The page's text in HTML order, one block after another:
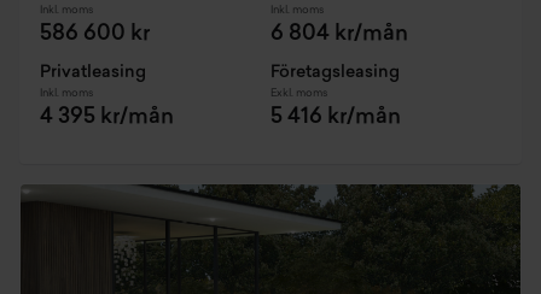
Inkl. moms
586 600 kr
Inkl. moms
6 804 kr/mån
Privatleasing
Inkl. moms
4 395 kr/mån
Företagsleasing
Exkl. moms
5 416 kr/mån